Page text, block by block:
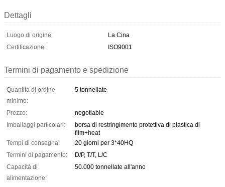
Dettagli
Luogo di origine:
La Cina
Certificazione:
ISO9001
Termini di pagamento e spedizione
Quantità di ordine
minimo:
5 tonnellate
Prezzo:
negotiable
Imballaggi particolari:
borsa di restringimento protettiva di plastica di
film+heat
Tempi di consegna:
20 giorni per 3*40HQ
Termini di pagamento:
D/P, T/T, L/C
Capacità di
alimentazione:
50.000 tonnellate all'anno